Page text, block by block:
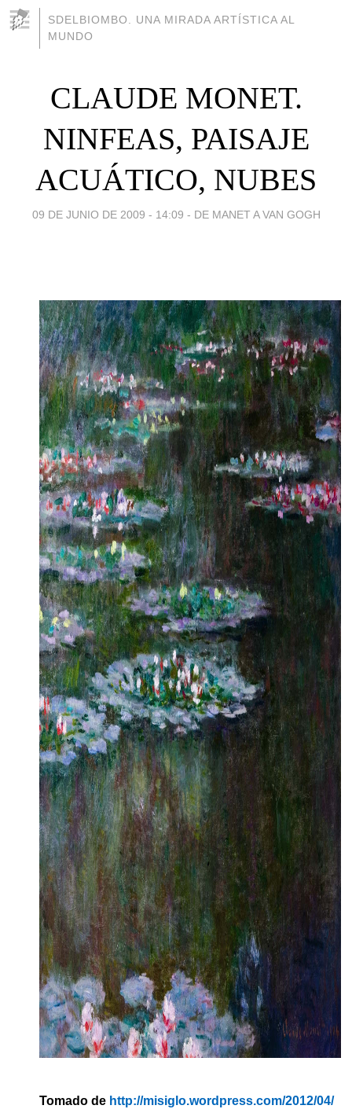
SDELBIOMBO. UNA MIRADA ARTÍSTICA AL
MUNDO
CLAUDE MONET.
NINFEAS, PAISAJE
ACUÁTICO, NUBES
09 DE JUNIO DE 2009 - 14:09 - DE MANET A VAN GOGH
Tomado de http://misiglo.wordpress.com/2012/04/